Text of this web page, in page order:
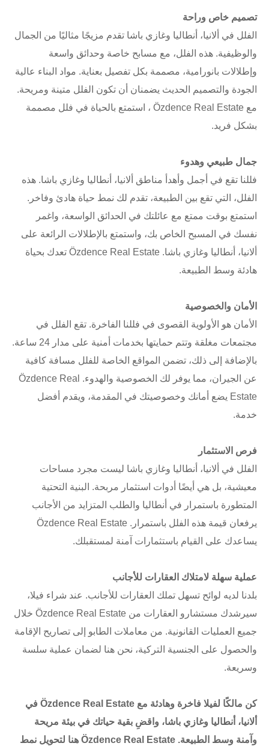
تصميم خاص وراحة
الفلل في ألانيا، أنطاليا وغازي باشا تقدم مزيجًا مثاليًا من الجمال
والوظيفية. هذه الفلل، مع مسابح خاصة وحدائق واسعة
وإطلالات بانورامية، مصممة بكل تفصيل بعناية. مواد البناء عالية
الجودة والتصميم الحديث يضمنان أن تكون الفلل متينة ومريحة.
مع Özdence Real Estate ، استمتع بالحياة في فلل مصممة
بشكل فريد.
جمال طبيعي وهدوء
فللنا تقع في أجمل وأهدأ مناطق ألانيا، أنطاليا وغازي باشا. هذه
الفلل، التي تقع بين الطبيعة، تقدم لك نمط حياة هادئ وفاخر.
استمتع بوقت ممتع مع عائلتك في الحدائق الواسعة، واغمر
نفسك في المسبح الخاص بك، واستمتع بالإطلالات الرائعة على
ألانيا، أنطاليا وغازي باشا. Özdence Real Estate تعدك بحياة
هادئة وسط الطبيعة.
الأمان والخصوصية
الأمان هو الأولوية القصوى في فللنا الفاخرة. تقع الفلل في
مجتمعات مغلقة وتتم حمايتها بخدمات أمنية على مدار 24 ساعة.
بالإضافة إلى ذلك، تضمن المواقع الخاصة للفلل مسافة كافية
عن الجيران، مما يوفر لك الخصوصية والهدوء. Özdence Real
Estate يضع أمانك وخصوصيتك في المقدمة، ويقدم أفضل
خدمة.
فرص الاستثمار
الفلل في ألانيا، أنطاليا وغازي باشا ليست مجرد مساحات
معيشية، بل هي أيضًا أدوات استثمار مربحة. البنية التحتية
المتطورة باستمرار في أنطاليا والطلب المتزايد من الأجانب
يرفعان قيمة هذه الفلل باستمرار. Özdence Real Estate
يساعدك على القيام باستثمارات آمنة لمستقبلك.
عملية سهلة لامتلاك العقارات للأجانب
بلدنا لديه لوائح تسهل تملك العقارات للأجانب. عند شراء فيلا،
سيرشدك مستشارو العقارات من Özdence Real Estate خلال
جميع العمليات القانونية. من معاملات الطابو إلى تصاريح الإقامة
والحصول على الجنسية التركية، نحن هنا لضمان عملية سلسة
وسريعة.
كن مالكًا لفيلا فاخرة وهادئة مع Özdence Real Estate في
ألانيا، أنطاليا وغازي باشا، واقضِ بقية حياتك في بيئة مريحة
وآمنة وسط الطبيعة. Özdence Real Estate هنا لتحويل نمط